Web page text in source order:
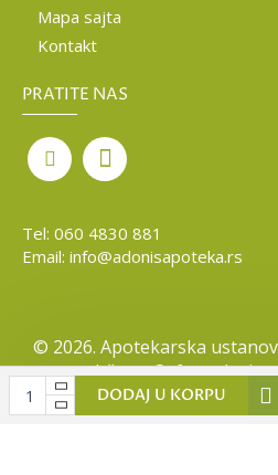
DODAJ U KORPU
Mapa sajta
Kontakt
PRATITE NAS
Tel: 060 4830 881
Email: info@adonisapoteka.rs
© 2026. Apotekarska
zadržana. Softverska